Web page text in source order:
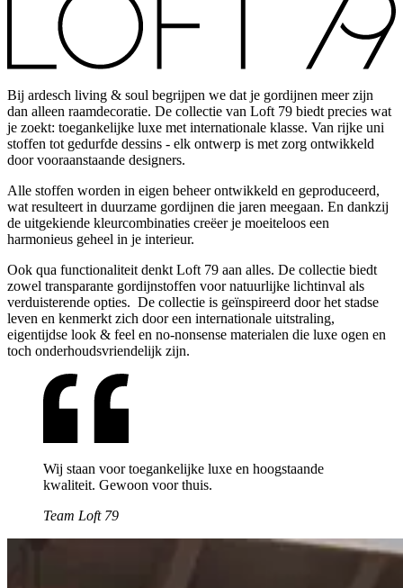
Bij ardesch living & soul begrijpen we dat je gordijnen meer zijn
dan alleen raamdecoratie. De collectie van Loft 79 biedt precies wat
je zoekt: toegankelijke luxe met internationale klasse. Van rijke uni
stoffen tot gedurfde dessins - elk ontwerp is met zorg ontwikkeld
door vooraanstaande designers.
Alle stoffen worden in eigen beheer ontwikkeld en geproduceerd,
wat resulteert in duurzame gordijnen die jaren meegaan. En dankzij
de uitgekiende kleurcombinaties creëer je moeiteloos een
harmonieus geheel in je interieur.
Ook qua functionaliteit denkt Loft 79 aan alles. De collectie biedt
zowel transparante gordijnstoffen voor natuurlijke lichtinval als
verduisterende opties. De collectie is geïnspireerd door het stadse
leven en kenmerkt zich door een internationale uitstraling,
eigentijdse look & feel en no-nonsense materialen die luxe ogen en
toch onderhoudsvriendelijk zijn.
Wij staan voor toegankelijke luxe en hoogstaande
kwaliteit. Gewoon voor thuis.
Team Loft 79